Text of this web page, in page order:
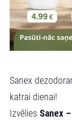
Sanex
katrai dienai!
Izvēlies Sanex